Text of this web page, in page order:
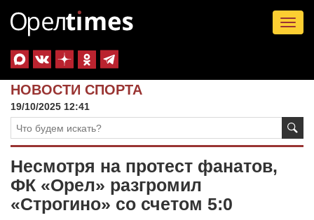
НОВОСТИ СПОРТА
19/10/2025 12:41
Несмотря на протест фанатов,
ФК «Орел» разгромил
«Строгино» со счетом 5:0